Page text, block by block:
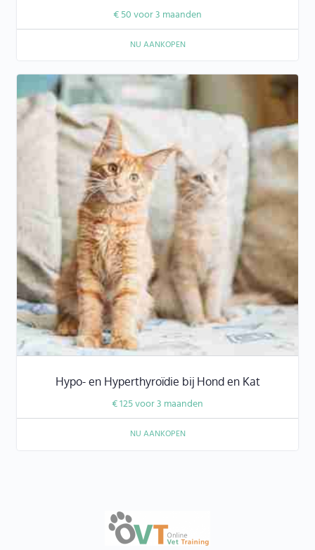
€50voor 3 maanden
NU AANKOPEN
Hypo- en Hyperthyroïdie bij Hond en Kat
€125voor 3 maanden
NU AANKOPEN